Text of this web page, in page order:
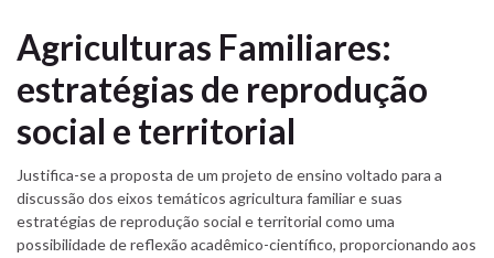
Agriculturas Familiares:
estratégias de reprodução
social e territorial
Justifica-se a proposta de um projeto de ensino voltado para a
discussão dos eixos temáticos agricultura familiar e suas
estratégias de reprodução social e territorial como uma
possibilidade de reflexão acadêmico-científico, proporcionando aos